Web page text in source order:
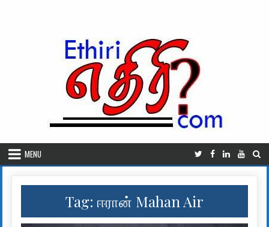
MENU
Tag: ஈரான் Mahan Air